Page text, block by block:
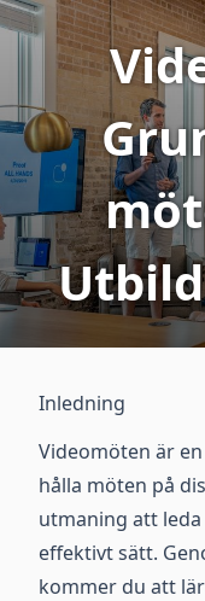
Inledning
Videomöten är
hålla möten på
utmaning att
effektivt sätt.
kommer du att